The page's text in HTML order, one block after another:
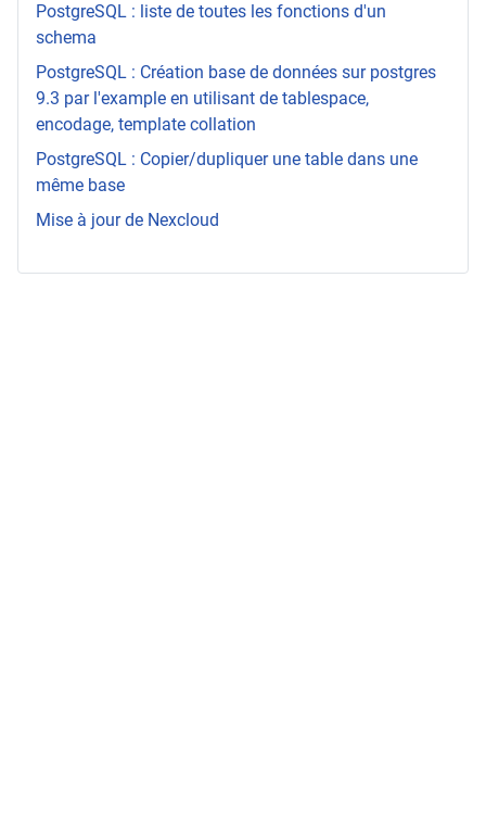
PostgreSQL : liste de toutes les fonctions d'un
schema
PostgreSQL : Création base de données sur postgres
9.3 par l'example en utilisant de tablespace,
encodage, template collation
PostgreSQL : Copier/dupliquer une table dans une
même base
Mise à jour de Nexcloud